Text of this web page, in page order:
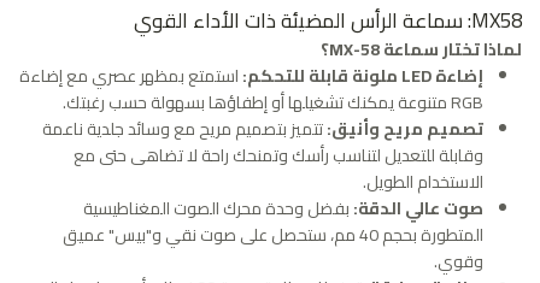
MX58: سماعة الرأس المضيئة ذات الأداء القوي
لماذا تختار سماعة MX-58؟
إضاءة LED ملونة قابلة للتحكم:
استمتع بمظهر عصري مع إضاءة
RGB متنوعة يمكنك تشغيلها أو إطفاؤها بسهولة حسب رغبتك.
تصميم مريح وأنيق:تتميز بتصميم مريح مع وسائد جلدية ناعمة
وقابلة للتعديل لتناسب رأسك وتمنحك راحة لا تضاهى حتى مع
الاستخدام الطويل.
صوت عالي الدقة:بفضل وحدة محرك الصوت المغناطيسية
المتطورة بحجم 40 مم، ستحصل على صوت نقي و"بيس" عميق
وقوي.